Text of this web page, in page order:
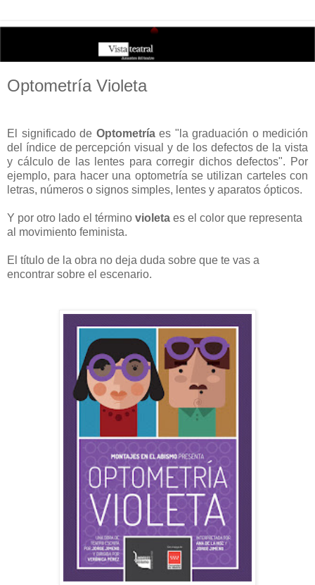
Optometría Violeta
El significado de Optometríaes "la graduación o medición
del índice de percepción visual y de los defectos de la vista
y cálculo de las lentes para corregir dichos defectos". Por
ejemplo, para hacer una optometría se utilizan carteles con
letras, números o signos simples, lentes y aparatos ópticos.
Y por otro lado el término violeta es el color que representa
al movimiento feminista.
El título de la obra no deja duda sobre que te vas a
encontrar sobre el escenario.